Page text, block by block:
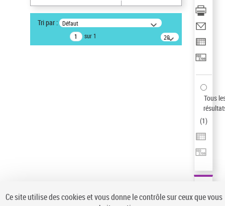
Type de notice d'autorité
Œuvre
Statut de la notice d’autorité
Tri par : Défaut
sur 1
20
résultats/page
Tous
(1)
Ce site utilise des cookies et vous donne le contrôle sur ceux que vous